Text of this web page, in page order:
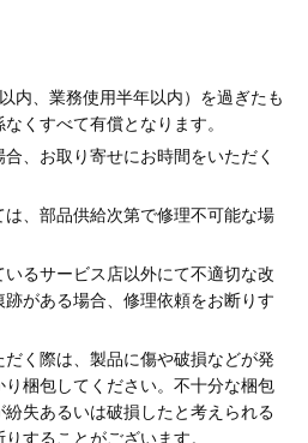
内、業務使用半年以内）を過ぎたも
くすべて有償となります。
、お取り寄せにお時間をいただく
、部品供給次第で修理不可能な場
るサービス店以外にて不適切な改
がある場合、修理依頼をお断りす
く際は、製品に傷や破損などが発
梱包してください。不十分な梱包
失あるいは破損したと考えられる
することがございます。